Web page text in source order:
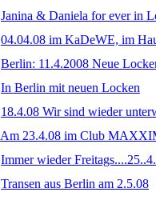
Janina & Daniela for ever in
04.04.08 im KaDeWE, im
Berlin: 11.4.2008 Neue
In Berlin mit neuen Locken
18.4.08 Wir sind wieder
Am 23.4.08 im Club
Immer wieder
Transen aus Berlin am 2.5.08